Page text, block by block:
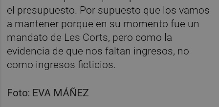
el presupuesto. Por supuesto que los vamos
a mantener porque en su momento fue un
mandato de Les Corts, pero como la
evidencia de que nos faltan ingresos, no
como ingresos ficticios.
Foto: EVA MÁÑEZ